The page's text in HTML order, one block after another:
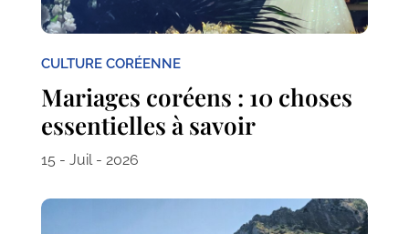
CULTURE CORÉENNE
Mariages coréens : 10 choses
essentielles à savoir
15 - Juil - 2026